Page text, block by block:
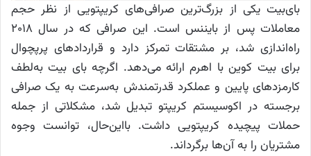
بای‌بیت یکی از بزرگ‌ترین صرافی‌های کریپتویی از نظر حجم
معاملات پس از بایننس است. این صرافی که در سال ۲۰۱۸
راه‌اندازی شد، بر مشتقات تمرکز دارد و قراردادهای پرپچوال
برای بیت کوین با اهرم ارائه می‌دهد. اگرچه بای بیت به‌لطف
کارمزدهای پایین و عملکرد قدرتمندش به‌سرعت به یک صرافی
برجسته در اکوسیستم کریپتو تبدیل شد، مشکلاتی از جمله
حملات پیچیده کریپتویی داشت. بااین‌حال، توانست وجوه
مشتریان را به آن‌ها برگرداند.